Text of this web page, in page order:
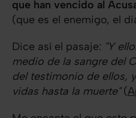
que han vencido al
(que es el enemigo, el
Dice así el pasaje: "Y
medio de la sangre del
del testimonio de ellos,
vidas hasta la muerte"(